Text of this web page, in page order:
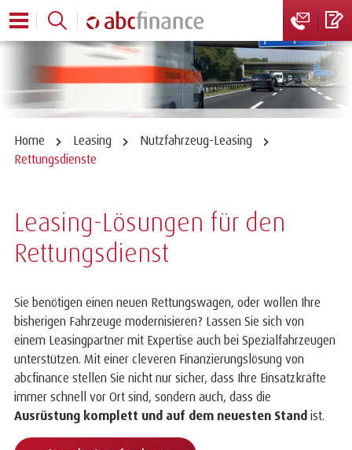
Home Leasing
Nutzfahrzeug-Leasing
Rettungsdienste
Leasing-Lösungen für den
Rettungsdienst
Sie benötigen einen neuen Rettungswagen, oder wollen Ihre
bisherigen Fahrzeuge modernisieren? Lassen Sie sich von
einem Leasingpartner mit Expertise auch bei Spezialfahrzeugen
unterstützen. Mit einer cleveren Finanzierungslösung von
abcfinance stellen Sie nicht nur sicher, dass Ihre Einsatzkräfte
immer schnell vor Ort sind, sondern auch, dass die
Ausrüstung komplett und auf dem neuesten Stand ist.